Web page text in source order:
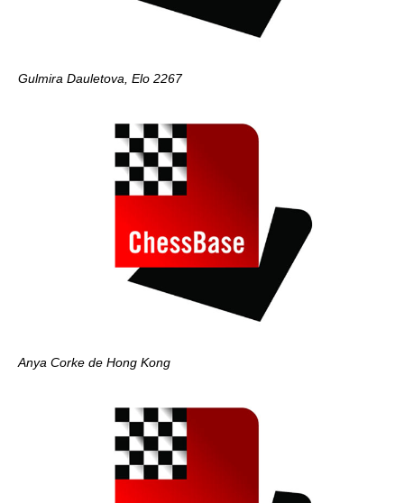
Gulmira Dauletova, Elo 2267
Anya Corke de Hong Kong